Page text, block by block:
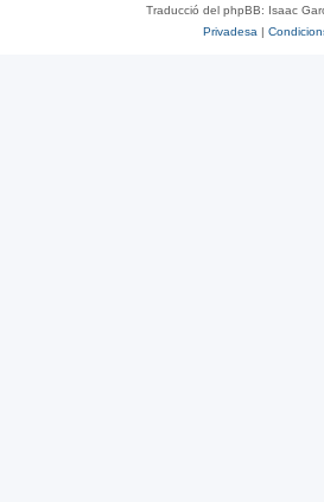
Traducció del phpBB: Isaac
Privadesa |